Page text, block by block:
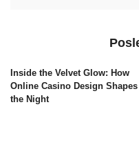
Inside the Velvet Glow: How
Online Casino Design Shapes
the Night